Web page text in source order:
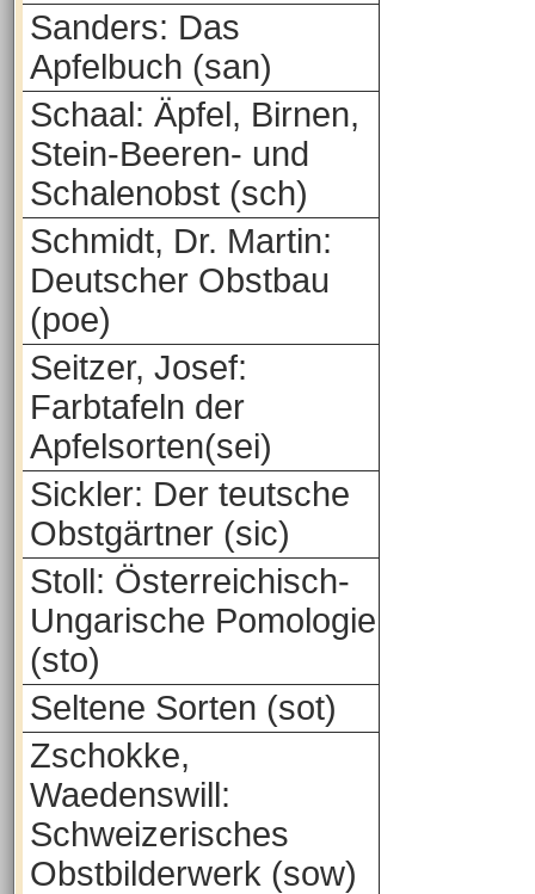
Sanders: Das
Apfelbuch (san)
Schaal: Äpfel, Birnen,
Stein-Beeren- und
Schalenobst (sch)
Schmidt, Dr. Martin:
Deutscher Obstbau
(poe)
Seitzer, Josef:
Farbtafeln der
Apfelsorten(sei)
Sickler: Der teutsche
Obstgärtner (sic)
Stoll: Österreichisch-
Ungarische Pomologie
(sto)
Seltene Sorten (sot)
Zschokke,
Waedenswill:
Schweizerisches
Obstbilderwerk (sow)